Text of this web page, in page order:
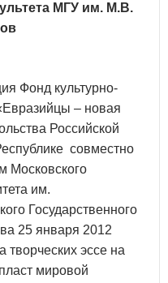
МГУ им. М.В.
Фонд культурно-
– новая
Российской
совместно
Московского
им.
Государственного
25 января 2012
творческих эссе на
мировой